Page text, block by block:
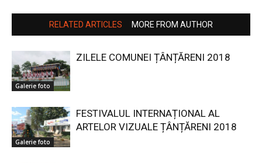
RELATED ARTICLES MORE FROM AUTHOR
Galerie foto
ZILELE COMUNEI ȚÂNȚĂRENI 2018
Galerie foto
FESTIVALUL INTERNAȚIONAL AL
ARTELOR VIZUALE ȚÂNȚĂRENI 2018